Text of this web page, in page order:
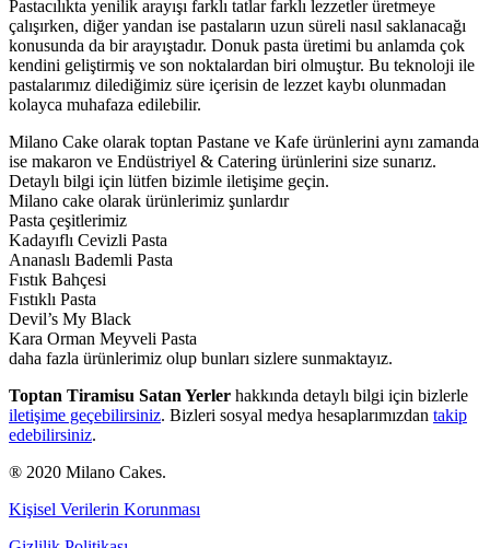
Pastacılıkta yenilik arayışı farklı tatlar farklı lezzetler üretmeye
çalışırken, diğer yandan ise pastaların uzun süreli nasıl saklanacağı
konusunda da bir arayıştadır. Donuk pasta üretimi bu anlamda çok
kendini geliştirmiş ve son noktalardan biri olmuştur. Bu teknoloji ile
pastalarımız dilediğimiz süre içerisin de lezzet kaybı olunmadan
kolayca muhafaza edilebilir.
Milano Cake olarak toptan Pastane ve Kafe ürünlerini aynı zamanda
ise makaron ve Endüstriyel & Catering ürünlerini size sunarız.
Detaylı bilgi için lütfen bizimle iletişime geçin.
Milano cake olarak ürünlerimiz şunlardır
Pasta çeşitlerimiz
Kadayıflı Cevizli Pasta
Ananaslı Bademli Pasta
Fıstık Bahçesi
Fıstıklı Pasta
Devil’s My Black
Kara Orman Meyveli Pasta
daha fazla ürünlerimiz olup bunları sizlere sunmaktayız.
Toptan Tiramisu Satan Yerler hakkında detaylı bilgi için bizlerle
iletişime geçebilirsiniz. Bizleri sosyal medya hesaplarımızdan takip
edebilirsiniz.
® 2020 Milano Cakes.
Kişisel Verilerin Korunması